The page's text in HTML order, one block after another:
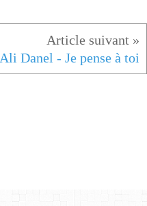
Ali Danel - Je pense à toi